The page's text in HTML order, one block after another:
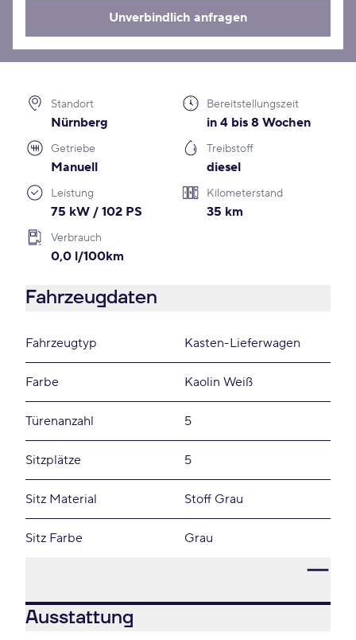
Unverbindlich anfragen
Standort
Nürnberg
Bereitstellungszeit
in 4 bis 8 Wochen
Getriebe
Manuell
Treibstoff
diesel
Leistung
75 kW / 102 PS
Kilometerstand
35 km
Verbrauch
0,0 l/100km
Fahrzeugdaten
Fahrzeugtyp Kasten-Lieferwagen
Farbe Kaolin Weiß
Türenanzahl 5
Sitzplätze 5
Sitz Material Stoff Grau
Sitz Farbe Grau
Ausstattung